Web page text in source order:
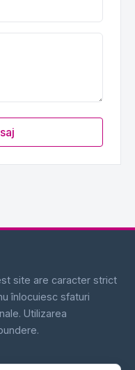
site are caracter strict
înlocuiesc sfaturi
Utilizarea